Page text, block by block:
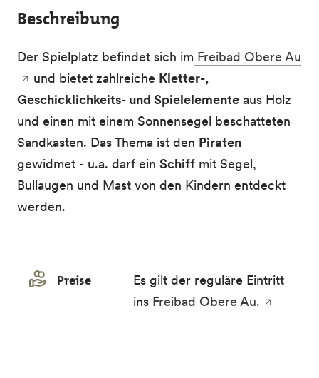
Beschreibung
Der Spielplatz befindet sich im Freibad Obere Au
und bietet zahlreiche Kletter-,
Geschicklichkeits- und Spielelemente aus Holz
und einen mit einem Sonnensegel beschatteten
Sandkasten. Das Thema ist den Piraten
gewidmet - u.a. darf ein Schiff mit Segel,
Bullaugen und Mast von den Kindern entdeckt
werden.
Preise
Es gilt der reguläre Eintritt
ins Freibad Obere Au.